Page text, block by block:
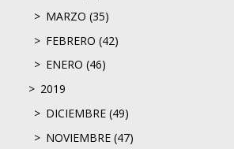
MARZO (35)
FEBRERO (42)
ENERO (46)
2019
DICIEMBRE (49)
NOVIEMBRE (47)